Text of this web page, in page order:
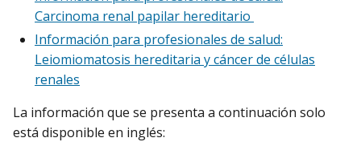
Carcinoma renal papilar hereditario
Información para profesionales de salud:
Leiomiomatosis hereditaria y cáncer de células
renales
La información que se presenta a continuación solo
está disponible en inglés: